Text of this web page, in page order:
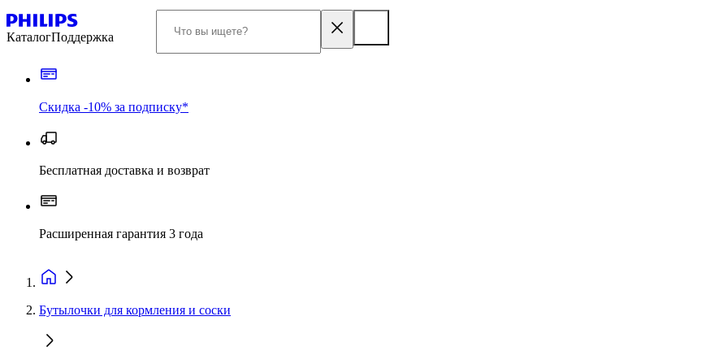
КаталогПоддержка
Скидка -10% за подписку*
Бесплатная доставка и возврат
Расширенная гарантия 3 года
Бутылочки для кормления и соски